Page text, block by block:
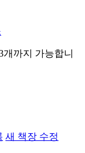
까지 가능합니
새 책장 수정